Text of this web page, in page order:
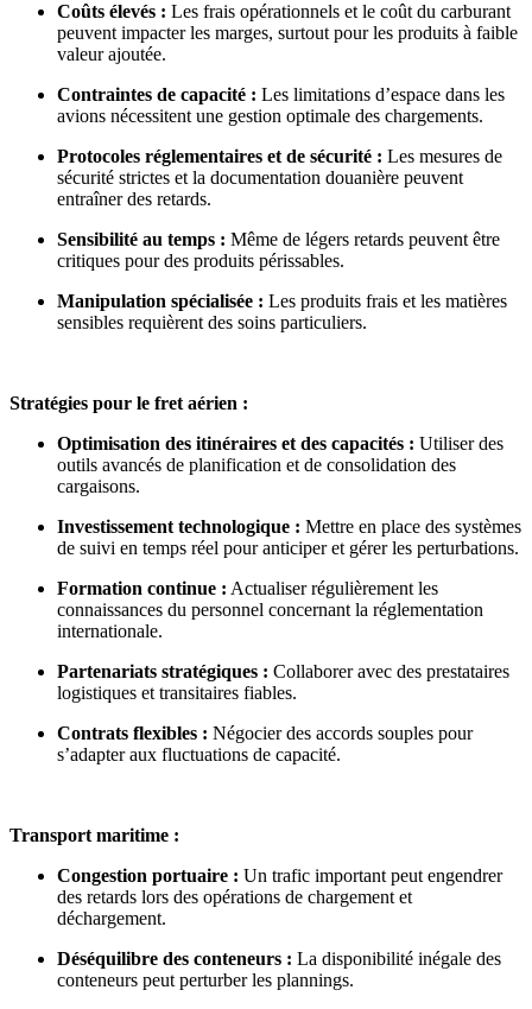
Coûts élevés : Les frais opérationnels et le coût du carburant
peuvent impacter les marges, surtout pour les produits à faible
valeur ajoutée.
Contraintes de capacité : Les limitations d’espace dans les
avions nécessitent une gestion optimale des chargements.
Protocoles réglementaires et de sécurité : Les mesures de
sécurité strictes et la documentation douanière peuvent
entraîner des retards.
Sensibilité au temps : Même de légers retards peuvent être
critiques pour des produits périssables.
Manipulation spécialisée : Les produits frais et les matières
sensibles requièrent des soins particuliers.
Stratégies pour le fret aérien :
Optimisation des itinéraires et des capacités : Utiliser des
outils avancés de planification et de consolidation des
cargaisons.
Investissement technologique : Mettre en place des systèmes
de suivi en temps réel pour anticiper et gérer les perturbations.
Formation continue : Actualiser régulièrement les
connaissances du personnel concernant la réglementation
internationale.
Partenariats stratégiques : Collaborer avec des prestataires
logistiques et transitaires fiables.
Contrats flexibles : Négocier des accords souples pour
s’adapter aux fluctuations de capacité.
Transport maritime :
Congestion portuaire : Un trafic important peut engendrer
des retards lors des opérations de chargement et
déchargement.
Déséquilibre des conteneurs : La disponibilité inégale des
conteneurs peut perturber les plannings.